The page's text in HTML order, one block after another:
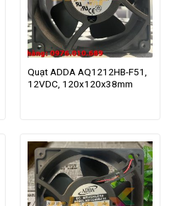
Quạt ADDA AQ1212HB-F51,
12VDC, 120x120x38mm